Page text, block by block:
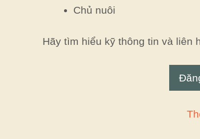
Chủ nuôi
Hãy tìm hiểu kỹ thông tin và liên